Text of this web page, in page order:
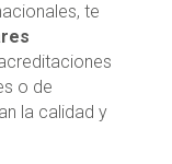
te
o de
la calidad y